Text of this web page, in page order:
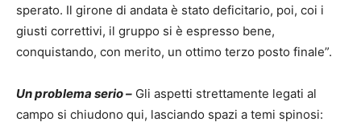
sperato. Il girone di andata è stato deficitario, poi, coi i
giusti correttivi, il gruppo si è espresso bene,
conquistando, con merito, un ottimo terzo posto finale”.
Un problema serio – Gli aspetti strettamente legati al
campo si chiudono qui, lasciando spazi a temi spinosi: